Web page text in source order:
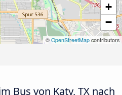
+
−
© OpenStreetMap contributors
Bus von Katy, TX nach